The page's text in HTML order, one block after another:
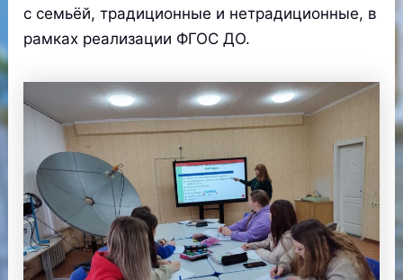
с семьёй, традиционные и нетрадиционные, в
рамках реализации ФГОС ДО.